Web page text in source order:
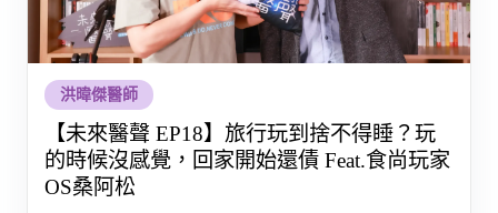
洪暐傑醫師
【未來醫聲 EP18】旅行玩到捨不得睡？玩
的時候沒感覺，回家開始還債 Feat.食尚玩家
OS桑阿松